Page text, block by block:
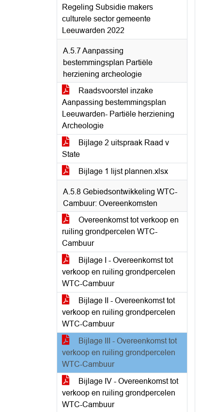
Regeling Subsidie makers
culturele sector gemeente
Leeuwarden 2022
A.5.7 Aanpassing
bestemmingsplan Partiële
herziening archeologie
Raadsvoorstel inzake
Aanpassing bestemmingsplan
Leeuwarden- Partiële herziening
Archeologie
Bijlage 2 uitspraak Raad v
State
Bijlage 1 lijst plannen.xlsx
A.5.8 Gebiedsontwikkeling WTC-
Cambuur: Overeenkomsten
Overeenkomst tot verkoop en
ruiling grondpercelen WTC-
Cambuur
Bijlage I - Overeenkomst tot
verkoop en ruiling grondpercelen
WTC-Cambuur
Bijlage II - Overeenkomst tot
verkoop en ruiling grondpercelen
WTC-Cambuur
Bijlage III - Overeenkomst tot
verkoop en ruiling grondpercelen
WTC-Cambuur
Bijlage IV - Overeenkomst tot
verkoop en ruiling grondpercelen
WTC-Cambuur